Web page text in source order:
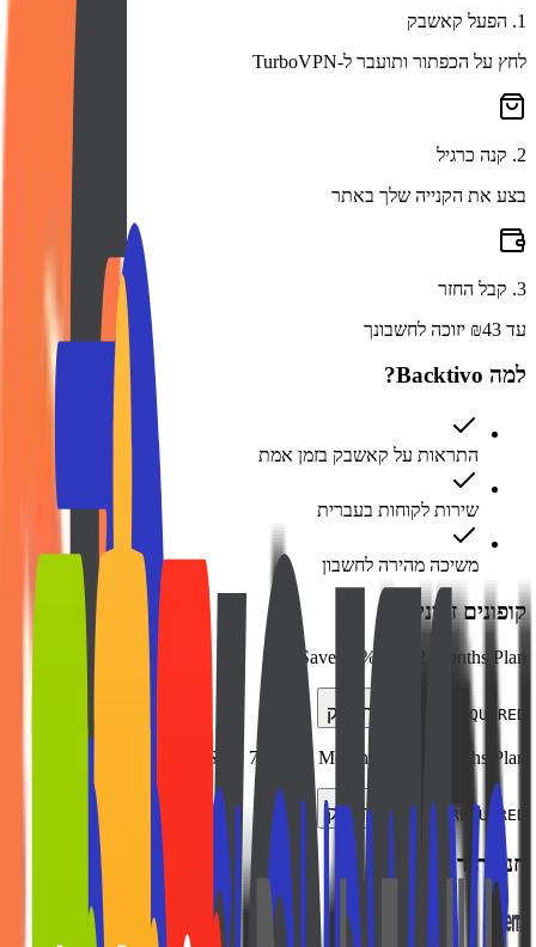
1
. הפעל קאשבק
לחץ על הכפתור ותועבר ל-TurboVPN
2
. קנה כרגיל
בצע את הקנייה שלך באתר
3
. קבל החזר
עד ₪43 יזוכה לחשבונך
למה Backtivo?
התראות על קאשבק בזמן אמת
שירות לקוחות בעברית
משיכה מהירה לחשבון
קופונים זמינים
Save 58% for 12 Months Plan
NOT REQUIRED העתק
Save 72% + 3 Months for 24 Months Plan
NOT REQUIRED העתק
חנויות דומות